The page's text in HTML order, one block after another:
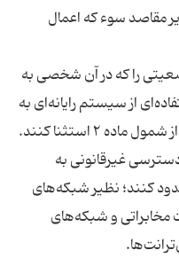
مقاصد سوء که اعمال
را که در آن شخصی به
از سیستم رایانه‌ای به
یک رایانه مستقل دست پیدا می‌کند، از شمول ماده ۲ استثنا کنند.
غیرقانونی به
کنند؛ نظیر شبکه‌های
مخابراتی و شبکه‌های